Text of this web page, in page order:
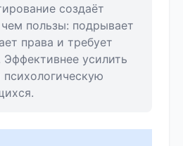
создаёт
пользы: подрывает
права и требует
Эффективнее усилить